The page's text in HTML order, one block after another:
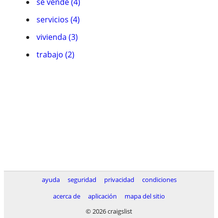
servicios (4)
vivienda (3)
trabajo (2)
ayuda seguridad privacidad
condiciones
acerca de
aplicación
mapa del sitio
© 2026 craigslist